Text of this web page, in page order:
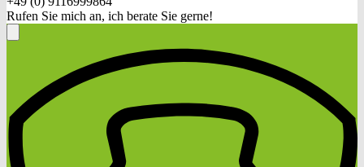
Rufen Sie mich an, ich berate Sie gerne!